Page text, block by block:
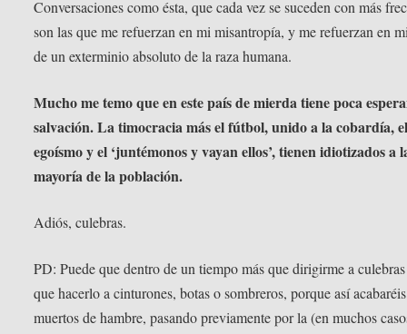
Conversaciones como ésta, que cada vez se suceden con más
son las que me refuerzan en mi misantropía, y me refuerzan en
de un exterminio absoluto de la raza humana.
Mucho me temo que en este país de mierda tiene poca
salvación. La timocracia más el fútbol, unido a la cobardía,
egoísmo y el ‘juntémonos y vayan ellos’, tienen idiotizados a
mayoría de la población.
Adiós, culebras.
PD: Puede que dentro de un tiempo más que dirigirme a
que hacerlo a cinturones, botas o sombreros, porque así
muertos de hambre, pasando previamente por la (en muchos